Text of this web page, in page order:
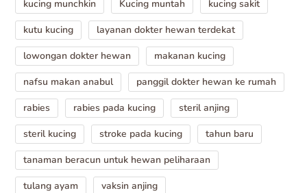
kucing munchkin
Kucing muntah
kucing sakit
kutu kucing
layanan dokter hewan terdekat
lowongan dokter hewan
makanan kucing
nafsu makan anabul
panggil dokter hewan ke rumah
rabies
rabies pada kucing
steril anjing
steril kucing
stroke pada kucing
tahun baru
tanaman beracun untuk hewan peliharaan
tulang ayam
vaksin anjing